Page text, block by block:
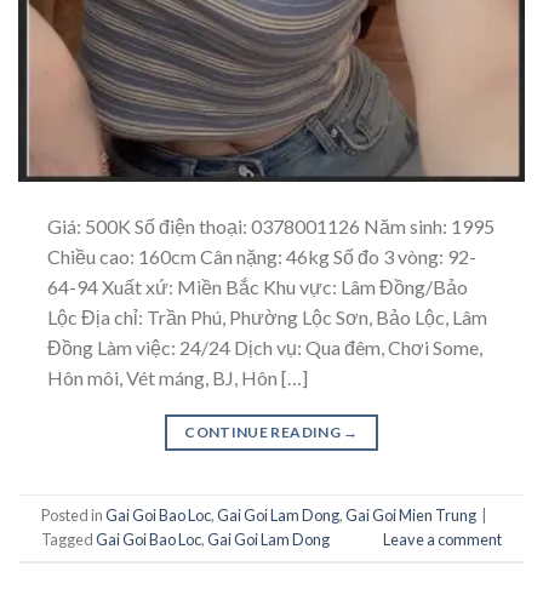
Giá: 500K Số điện thoại: 0378001126 Năm sinh: 1995
Chiều cao: 160cm Cân nặng: 46kg Số đo 3 vòng: 92-
64-94 Xuất xứ: Miền Bắc Khu vực: Lâm Đồng/Bảo
Lộc Địa chỉ: Trần Phú, Phường Lộc Sơn, Bảo Lộc, Lâm
Đồng Làm việc: 24/24 Dịch vụ: Qua đêm, Chơi Some,
Hôn môi, Vét máng, BJ, Hôn […]
CONTINUE READING →
Posted inGai Goi Bao Loc,Gai Goi Lam Dong,Gai Goi Mien Trung
TaggedGai Goi Bao Loc,Gai Goi Lam Dong Leave a comment